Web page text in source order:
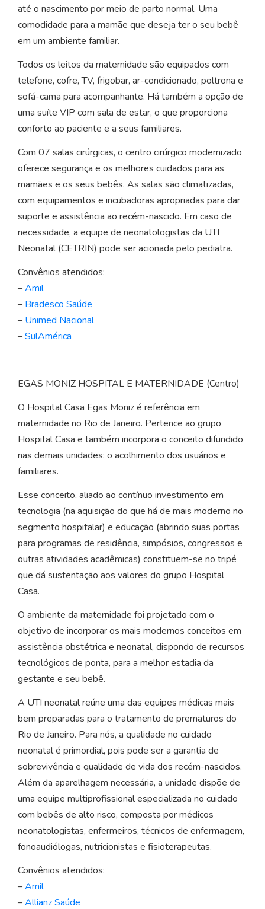
até o nascimento por meio de parto normal. Uma
comodidade para a mamãe que deseja ter o seu bebê
em um ambiente familiar.
Todos os leitos da maternidade são equipados com
telefone, cofre, TV, frigobar, ar-condicionado, poltrona e
sofá-cama para acompanhante. Há também a opção de
uma suíte VIP com sala de estar, o que proporciona
conforto ao paciente e a seus familiares.
Com 07 salas cirúrgicas, o centro cirúrgico modernizado
oferece segurança e os melhores cuidados para as
mamães e os seus bebês. As salas são climatizadas,
com equipamentos e incubadoras apropriadas para dar
suporte e assistência ao recém-nascido. Em caso de
necessidade, a equipe de neonatologistas da UTI
Neonatal (CETRIN) pode ser acionada pelo pediatra.
Convênios atendidos:
–Amil
– Bradesco Saúde
– Unimed Nacional
–SulAmérica
EGAS MONIZ HOSPITAL E MATERNIDADE (Centro)
O Hospital Casa Egas Moniz é referência em
maternidade no Rio de Janeiro. Pertence ao grupo
Hospital Casa e também incorpora o conceito difundido
nas demais unidades: o acolhimento dos usuários e
familiares.
Esse conceito, aliado ao contínuo investimento em
tecnologia (na aquisição do que há de mais moderno no
segmento hospitalar) e educação (abrindo suas portas
para programas de residência, simpósios, congressos e
outras atividades acadêmicas) constituem-se no tripé
que dá sustentação aos valores do grupo Hospital
Casa.
O ambiente da maternidade foi projetado com o
objetivo de incorporar os mais modernos conceitos em
assistência obstétrica e neonatal, dispondo de recursos
tecnológicos de ponta, para a melhor estadia da
gestante e seu bebê.
A UTI neonatal reúne uma das equipes médicas mais
bem preparadas para o tratamento de prematuros do
Rio de Janeiro. Para nós, a qualidade no cuidado
neonatal é primordial, pois pode ser a garantia de
sobrevivência e qualidade de vida dos recém-nascidos.
Além da aparelhagem necessária, a unidade dispõe de
uma equipe multiprofissional especializada no cuidado
com bebês de alto risco, composta por médicos
neonatologistas, enfermeiros, técnicos de enfermagem,
fonoaudiólogas, nutricionistas e fisioterapeutas.
Convênios atendidos:
–Amil
–Allianz Saúde